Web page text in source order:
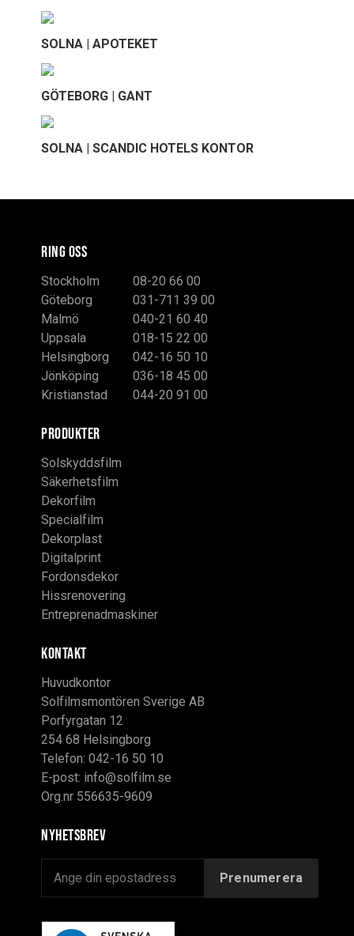
SOLNA | APOTEKET
GÖTEBORG | GANT
SOLNA | SCANDIC HOTELS KONTOR
RING OSS
Stockholm
08-20 66 00
Göteborg
031-711 39 00
Malmö
040-21 60 40
Uppsala
018-15 22 00
Helsingborg
042-16 50 10
Jönköping
036-18 45 00
Kristianstad
044-20 91 00
PRODUKTER
Solskyddsfilm
Säkerhetsfilm
Dekorfilm
Specialfilm
Dekorplast
Digitalprint
Fordonsdekor
Hissrenovering
Entreprenadmaskiner
KONTAKT
Huvudkontor
Solfilmsmontören Sverige AB
Porfyrgatan 12
254 68 Helsingborg
Telefon: 042-16 50 10
E-post: info@solfilm.se
Org.nr 556635-9609
Nyhetsbrev